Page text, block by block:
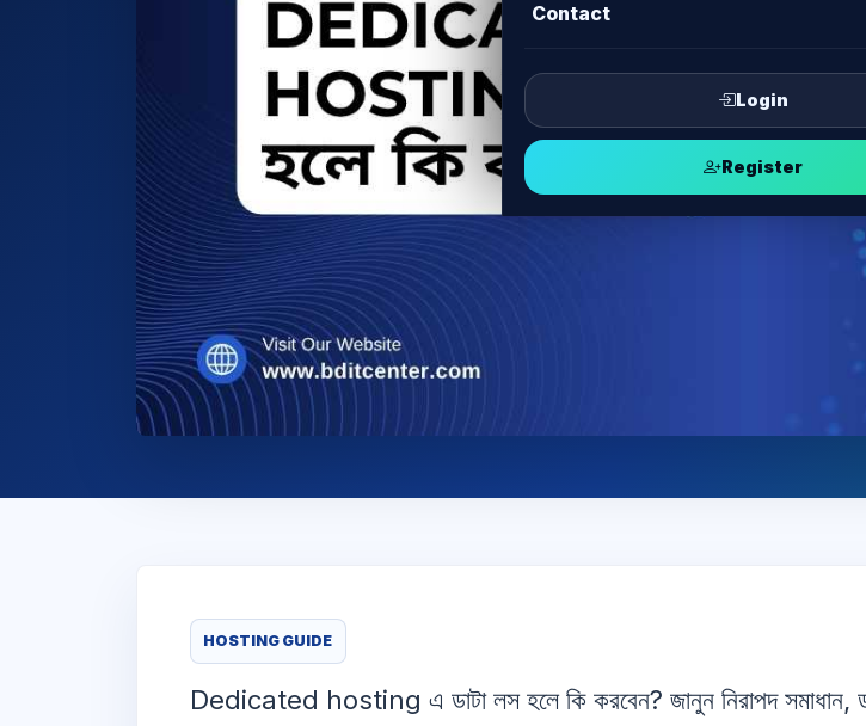
Contact
Login
Register
HOSTING GUIDE
Dedicated hosting এ ডাটা লস হলে কি করবেন? জানুন নিরাপদ সমাধান,